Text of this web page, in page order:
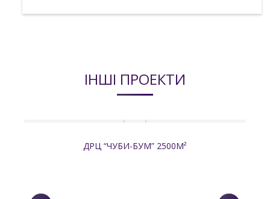
ІНШІ ПРОЕКТИ
ДРЦ “ЧУБИ-БУМ” 2500М²